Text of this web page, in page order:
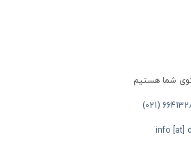
info [at]